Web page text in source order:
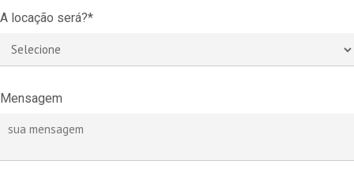
A locação será?*
Mensagem